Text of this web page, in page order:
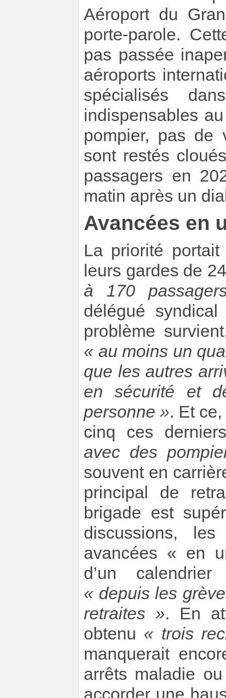
Aéroport du
porte-parole.
pas passée
aéroports
spécialisés
indispensables
pompier, pas de
sont restés
passagers en
matin après un
Avancées en
La priorité
leurs gardes de
à 170
délégué
problème
« au moins un
que les autres
en sécurité et
personne ». Et ce,
cinq ces
avec des
souvent en
principal de
brigade est
discussions,
avancées « en
d’un
« depuis les
retraites ». En
obtenu « trois
manquerait
arrêts maladie